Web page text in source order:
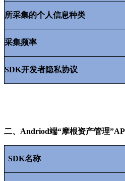
所采集的个人信息种类
采集频率
SDK开发者隐私协议
二、 Andriod端“摩根资产管理”
SDK名称